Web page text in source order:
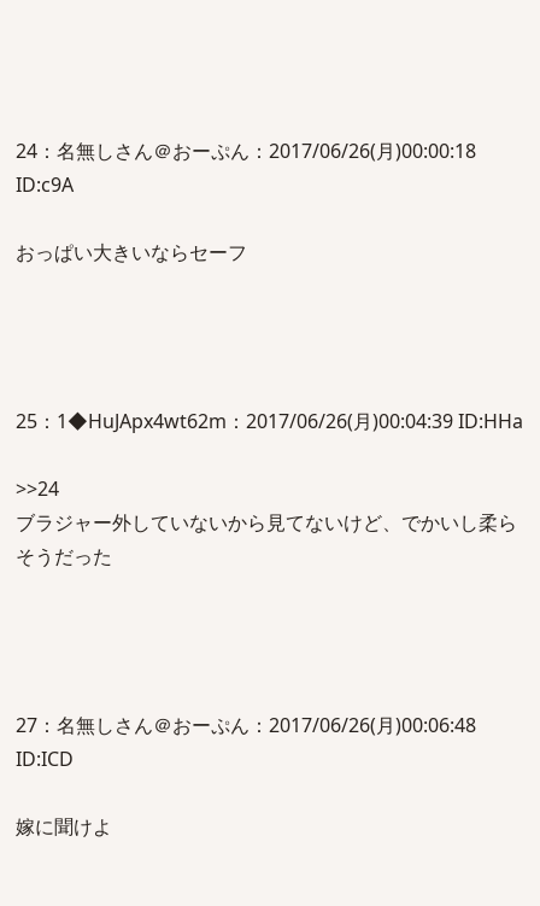
24：名無しさん＠おーぷん：2017/06/26(月)00:00:18
ID:c9A
おっぱい大きいならセーフ
25：1◆HuJApx4wt62m：2017/06/26(月)00:04:39 ID:HHa
>>24
ブラジャー外していないから見てないけど、でかいし柔ら
そうだった
27：名無しさん＠おーぷん：2017/06/26(月)00:06:48
ID:ICD
嫁に聞けよ